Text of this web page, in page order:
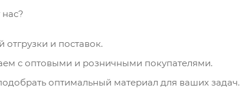
и поставок.
с оптовыми и розничными покупателями.
оптимальный материал для ваших задач.